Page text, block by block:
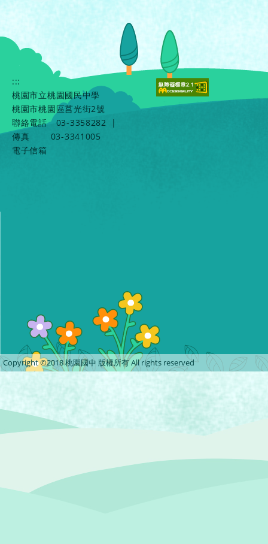
:::
桃園市立桃園國民中學
桃園市桃園區莒光街2號
聯絡電話
03-3358282
|
傳真
03-3341005
電子信箱
Copyright ©2018 桃園國中 版權所有 All rights reserved